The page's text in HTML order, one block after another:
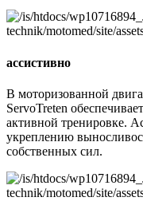
ассистивно
В моторизованной
ServoTreten
активной тренировке.
укреплению
собственных сил.